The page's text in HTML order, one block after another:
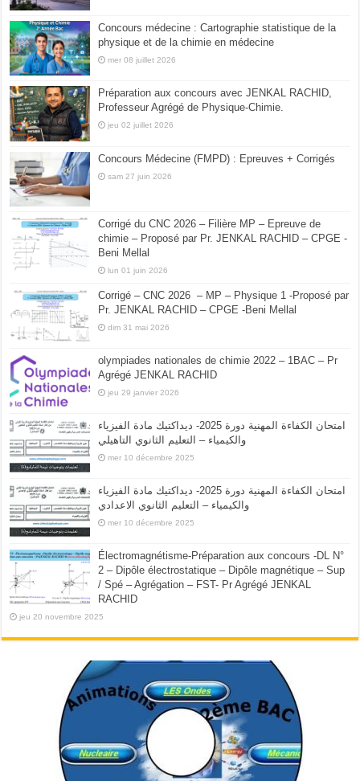
Concours médecine : Cartographie statistique de la
physique et de la chimie en médecine
mer 08 juillet 2026
Préparation aux concours avec JENKAL RACHID,
Professeur Agrégé de Physique-Chimie.
jeu 02 juillet 2026
Concours Médecine (FMPD) : Epreuves + Corrigés
sam 27 juin 2026
Corrigé du CNC 2026 – Filière MP – Epreuve de
chimie – Proposé par Pr. JENKAL RACHID – CPGE -
Beni Mellal
lun 01 juin 2026
Corrigé – CNC 2026 – MP – Physique 1 -Proposé par
Pr. JENKAL RACHID – CPGE -Beni Mellal
dim 31 mai 2026
olympiades nationales de chimie 2022 – 1BAC – Pr
Agrégé JENKAL RACHID
jeu 29 janvier 2026
امتحان الكفاءة المهنية دورة 2025- ديداكتيك مادة الفيزياء
والكيمياء – التعليم الثانوي التاهيلي
mer 10 décembre 2025
امتحان الكفاءة المهنية دورة 2025- ديداكتيك مادة الفيزياء
والكيمياء – التعليم الثانوي الاعدادي
mer 10 décembre 2025
Électromagnétisme-Préparation aux concours -DL N°
2 – Dipôle électrostatique – Dipôle magnétique – Sup
/ Spé – Agrégation – FST- Pr Agrégé JENKAL
RACHID
jeu 20 novembre 2025